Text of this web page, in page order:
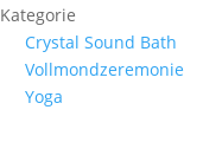
Kategorie
Crystal Sound Bath
Vollmondzeremonie
Yoga